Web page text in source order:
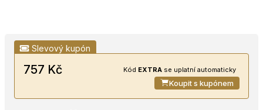
Slevový kupón
757 Kč Kód EXTRA se uplatní automaticky
Koupit s kupónem